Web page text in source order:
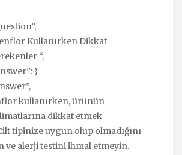
Kullanırken Dikkat
“,
{
kullanırken, ürünün
dikkat etmek
tipinize uygun olup olmadığını
ve alerji testini ihmal etmeyin.